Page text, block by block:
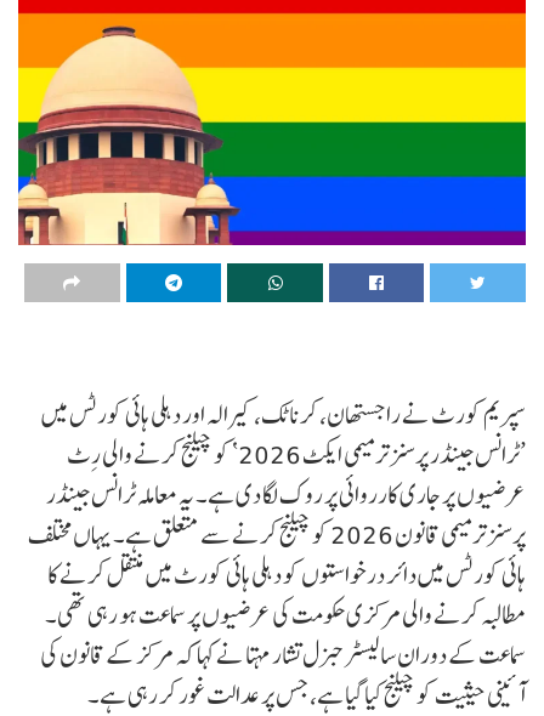
سپریم کورٹ نے راجستھان، کرناٹک، کیرالہ اور دہلی ہائی کورٹس میں
’ٹرانس جینڈر پرسنز ترمیمی ایکٹ 2026‘ کو چیلنج کرنے والی رِٹ
عرضیوں پر جاری کارروائی پر روک لگا دی ہے۔ یہ معاملہ ٹرانس جینڈر
پرسنز ترمیمی قانون 2026 کو چیلنج کرنے سے متعلق ہے۔ یہاں مختلف
ہائی کورٹس میں دائر درخواستوں کو دہلی ہائی کورٹ میں منتقل کرنے کا
مطالبہ کرنے والی مرکزی حکومت کی عرضیوں پر سماعت ہو رہی تھی۔
سماعت کے دوران سالیسٹر جنرل تشار مہتا نے کہا کہ مرکز کے قانون کی
آئینی حیثیت کو چیلنج کیا گیا ہے، جس پر عدالت غور کر رہی ہے۔